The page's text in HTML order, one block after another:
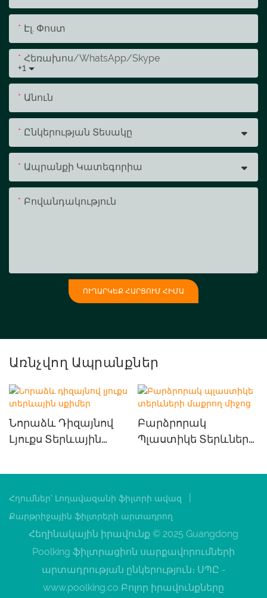
Էլ. Փոստ
+1
Հեռախոս/whatsApp/skype
Անուն
Ընկերության Տեսակը
Ապրանքի Կատեգորիա
Բովանդակություն
ՈՒՂԱՐԿԵՔ ՀԱՐՑՈՒՄ ՀԻՄԱ
Առնչվող Ապրանքներ
Նորաձև Դիզայնով
Լյուքս Տերևային
Բարձրորակ
Պլաստիկե Տերևների
Հղումներ՝ Լողավազանի ֆիլտրի ավազ
Քարթրիջային ֆիլտրերի արտադրող
Հեղինակային իրավունք © 2025 Guangdong
Poolking ֆիլտրացիոն սարքավորումների
արտադրության ընկերություն։ ՍՊԸ -
www.poolking.co Բոլոր իրավունքները